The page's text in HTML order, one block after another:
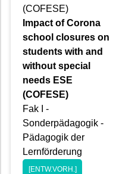
(COFESE)
Impact of Corona
school closures on
students with and
without special
needs ESE
(COFESE)
Fak I -
Sonderpädagogik -
Pädagogik der
Lernförderung
[ENTW.VORH.]